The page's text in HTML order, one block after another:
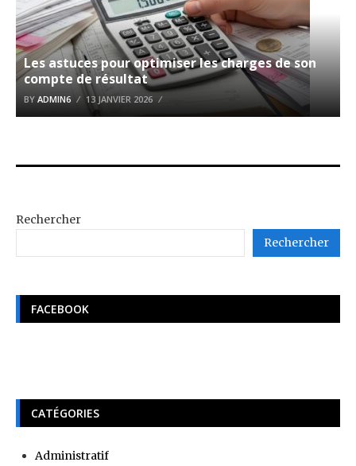
Les astuces pour optimiser les charges de son
compte de résultat
BY ADMIN6 13 JANVIER 2026
Rechercher
Rechercher
FACEBOOK
CATÉGORIES
Administratif